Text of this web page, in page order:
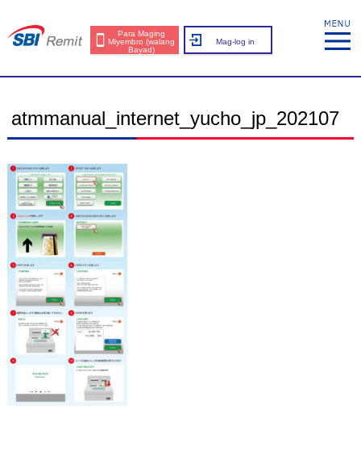
Para Maging
Miyembro (walang
Bayad)
Mag-log in
atmmanual_internet_yucho_jp_202107